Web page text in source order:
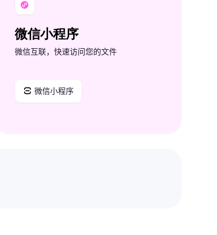
微信小程序
微信互联，快速访问您的文件
微信小程序